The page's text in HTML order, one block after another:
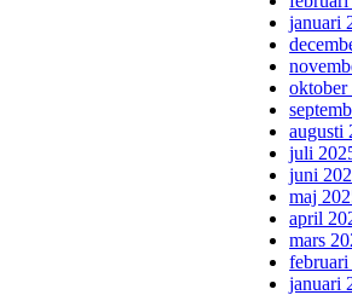
januari
oktober
augusti
juli
juni
maj
april
mars
januari